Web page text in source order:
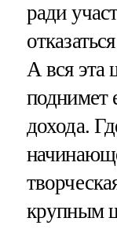
ради
А вся эта
поднимет
дохода.
крупным